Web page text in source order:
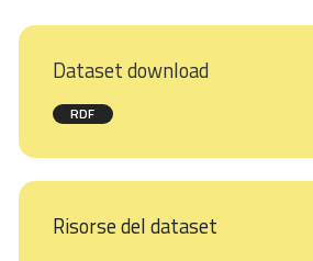
Dataset download
RDF
Risorse del dataset